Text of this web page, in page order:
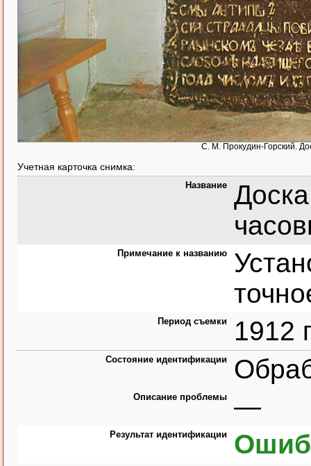
С. М. Прокудин-Горский.
Учетная карточка снимка:
Название
Примечание к названию
Период съемки 1912
Состояние идентификации
Описание проблемы —
Результат идентификации